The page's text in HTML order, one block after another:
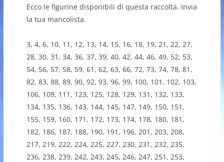
Ecco le figurine disponibili di questa raccolta. Invia
la tua mancolista.
3, 4, 6, 10, 11, 12, 13, 14, 15, 16, 18, 19, 21, 22, 27,
28, 30, 31, 34, 36, 37, 39, 40, 42, 44, 46, 49, 52, 53,
54, 56, 57, 58, 59, 61, 62, 63, 66, 72, 73, 74, 78, 81,
82, 83, 88, 89, 90, 92, 93, 96, 99, 100, 101, 102, 103,
106, 109, 111, 123, 125, 128, 129, 131, 132, 133,
134, 135, 136, 143, 144, 145, 147, 149, 150, 151,
155, 159, 160, 171, 172, 173, 174, 178, 180, 181,
182, 186, 187, 188, 190, 191, 196, 201, 203, 208,
217, 219, 222, 224, 225, 227, 230, 231, 232, 235,
236, 238, 239, 242, 243, 245, 246, 247, 251, 253,